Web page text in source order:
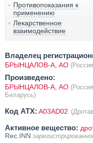
Противопоказания к
применению
Лекарственное
взаимодействие
Владелец
БРЫНЦАЛОВ-А, АО
Произведено:
БРЫНЦАЛОВ-А, АО
Беларусь)
Код ATX: A03AD02
Активное вещество:
Rec.INN